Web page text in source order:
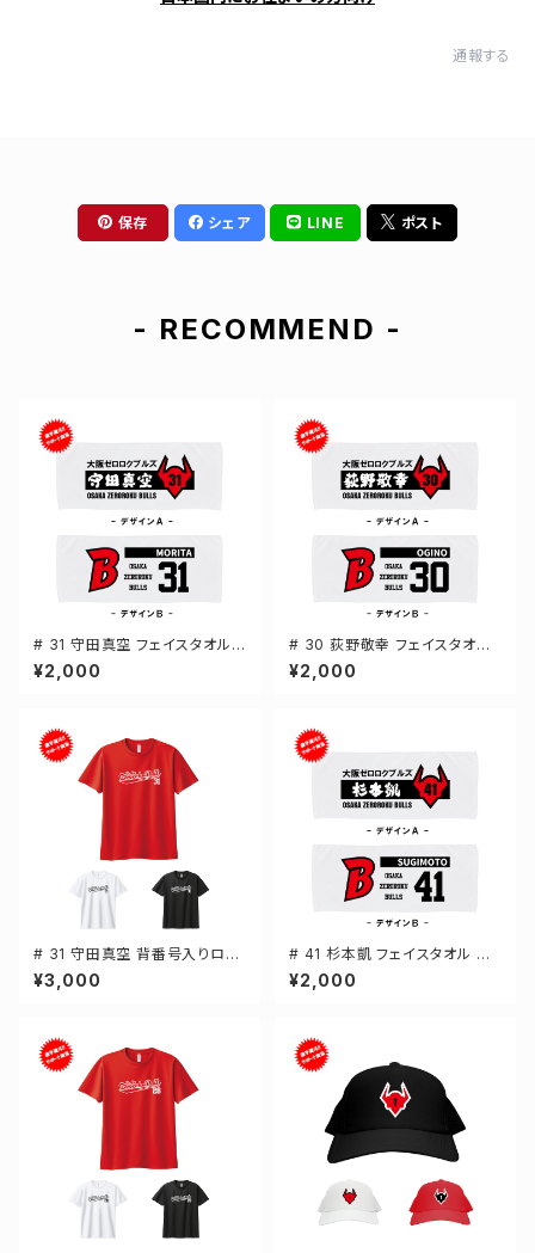
通報する
保存 シェア LINE ポスト
- RECOMMEND -
# 31 守田真空 フェイスタオル
選手還元 2デザイン FT0144
¥2,000
# 30 荻野敬幸 フェイスタオル
選手還元 2デザイン FT0144
¥2,000
# 31 守田真空 背番号入りロゴ
ドライTシャツ 半袖 選手還元 3
カラー S-5Lサイズ 000300
¥3,000
# 41 杉本凱 フェイスタオル 選
手還元 2デザイン FT0144
¥2,000